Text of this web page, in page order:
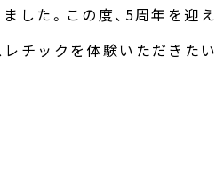
した。この度、5周年を迎
チックを体験いただきた